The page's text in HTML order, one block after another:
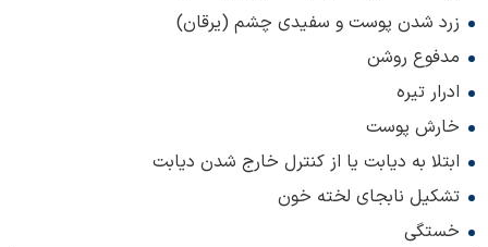
زرد شدن پوست و سفیدی چشم (یرقان)
مدفوع روشن
ادرار تیره
خارش پوست
ابتلا به دیابت یا از کنترل خارج شدن دیابت
تشکیل نابجای لخته خون
خستگی